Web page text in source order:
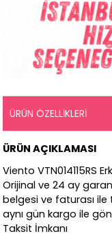
ÜRÜN ÖZELLIKLERI
ÜRÜN AÇIKLAMASI
Viento VTN014115RS
Orijinal ve 24 ay
belgesi ve faturası ile
aynı gün kargo ile
Taksit İmkanı